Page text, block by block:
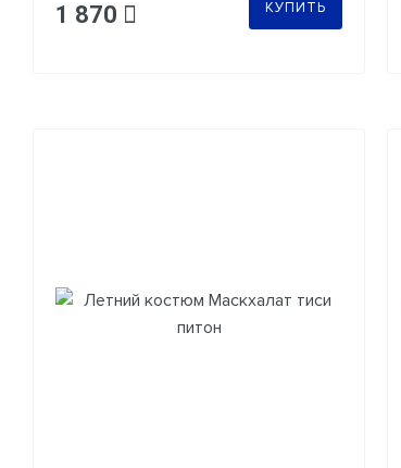
1 870 КУПИТЬ